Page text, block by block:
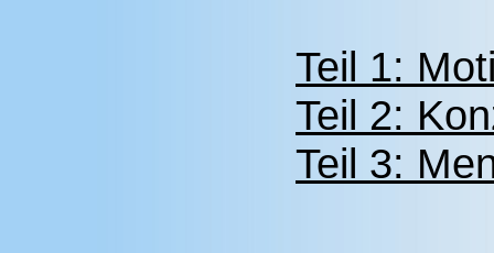
Teil 1:
Teil 2:
Teil 3: